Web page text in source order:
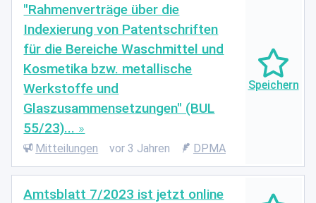
"Rahmenverträge über die
Indexierung von Patentschriften
für die Bereiche Waschmittel und
Kosmetika bzw. metallische
Werkstoffe und
Glaszusammensetzungen" (BUL
55/23)...
Mitteilungen vor 3 Jahren DPMA
Amtsblatt 7/2023 ist jetzt online